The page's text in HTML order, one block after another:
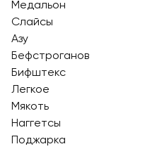
Медальон
Слайсы
Азу
Бефстроганов
Бифштекс
Легкое
Мякоть
Наггетсы
Поджарка